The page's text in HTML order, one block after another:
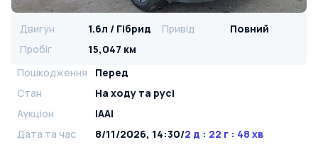
Двигун 1.6л / Гібрид Привід
Повний
Пробіг
15,047 км
Пошкодження
Перед
Стан
На ​​ходу та русі
Аукціон
IAAI
Дата та час
8/11/2026, 14:30/2 д : 22 г : 48 хв